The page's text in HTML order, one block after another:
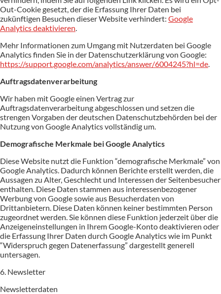
Out-Cookie gesetzt, der die Erfassung Ihrer Daten bei
zukünftigen Besuchen dieser Website verhindert: Google
Analytics deaktivieren
Mehr Informationen zum Umgang mit Nutzerdaten bei Google
Analytics finden Sie in der Datenschutzerklärung von Google:
https://support.google.com/analytics/answer/6004245?hl=de
Auftragsdatenverarbeitung
Wir haben mit Google einen Vertrag zur
Auftragsdatenverarbeitung abgeschlossen und setzen die
strengen Vorgaben der deutschen Datenschutzbehörden bei der
Nutzung von Google Analytics vollständig um.
Demografische Merkmale bei Google Analytics
Diese Website nutzt die Funktion “demografische Merkmale” von
Google Analytics. Dadurch können Berichte erstellt werden, die
Aussagen zu Alter, Geschlecht und Interessen der Seitenbesucher
enthalten. Diese Daten stammen aus interessenbezogener
Werbung von Google sowie aus Besucherdaten von
Drittanbietern. Diese Daten können keiner bestimmten Person
zugeordnet werden. Sie können diese Funktion jederzeit über die
Anzeigeneinstellungen in Ihrem Google-Konto deaktivieren oder
die Erfassung Ihrer Daten durch Google Analytics wie im Punkt
“Widerspruch gegen Datenerfassung” dargestellt generell
untersagen.
6. Newsletter
Newsletterdaten